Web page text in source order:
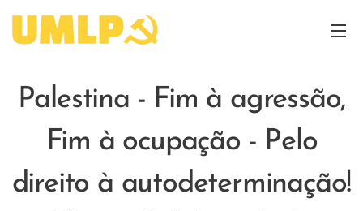
Palestina - Fim à agressão,
Fim à ocupação - Pelo
direito à autodeterminação!